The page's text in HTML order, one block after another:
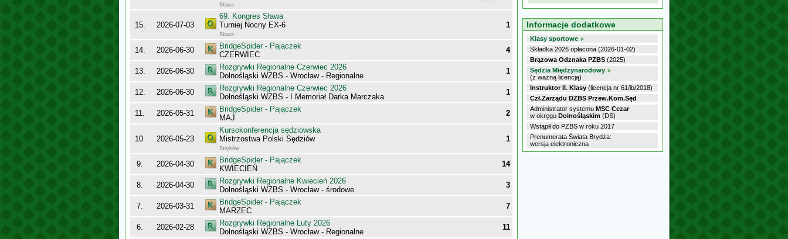
Sława
15. 2026-07-03
69. Kongres Sława
Turniej Nocny EX-6
Sława
1
14. 2026-06-30
BridgeSpider - Pajączek
CZERWIEC
4
13. 2026-06-30
Rozgrywki Regionalne Czerwiec 2026
Dolnośląski WZBS - Wrocław - Regionalne
1
12. 2026-06-30
Rozgrywki Regionalne Czerwiec 2026
Dolnośląski WZBS - I Memoriał Darka Marczaka
1
11. 2026-05-31
BridgeSpider - Pajączek
MAJ
2
10. 2026-05-23
Kursokonferencja sędziowska
Mistrzostwa Polski Sędziów
Stryków
1
9. 2026-04-30
BridgeSpider - Pajączek
KWIECIEŃ
14
8. 2026-04-30
Rozgrywki Regionalne Kwiecień 2026
Dolnośląski WZBS - Wrocław - środowe
3
7. 2026-03-31
BridgeSpider - Pajączek
MARZEC
7
6. 2026-02-28
Rozgrywki Regionalne Luty 2026
Dolnośląski WZBS - Wrocław - Regionalne
11
Informacje dodatkowe
Klasy sportowe
Składka 2026 opłacona (2026-01-02)
Brązowa Odznaka PZBS (2025)
Sędzia Międzynarodowy
(z ważną licencją)
Instruktor II. Klasy (licencja nr 61/ib/2018)
Czł.Zarządu DZBS Przew.Kom.Sęd
Administrator systemu MSC Cezar
w okręgu Dolnośląskim (DS)
Wstąpił do PZBS w roku 2017
Prenumerata Świata Brydża:
wersja elektroniczna